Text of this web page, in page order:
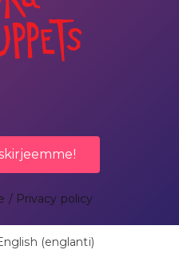
/ Privacy policy
(englanti)